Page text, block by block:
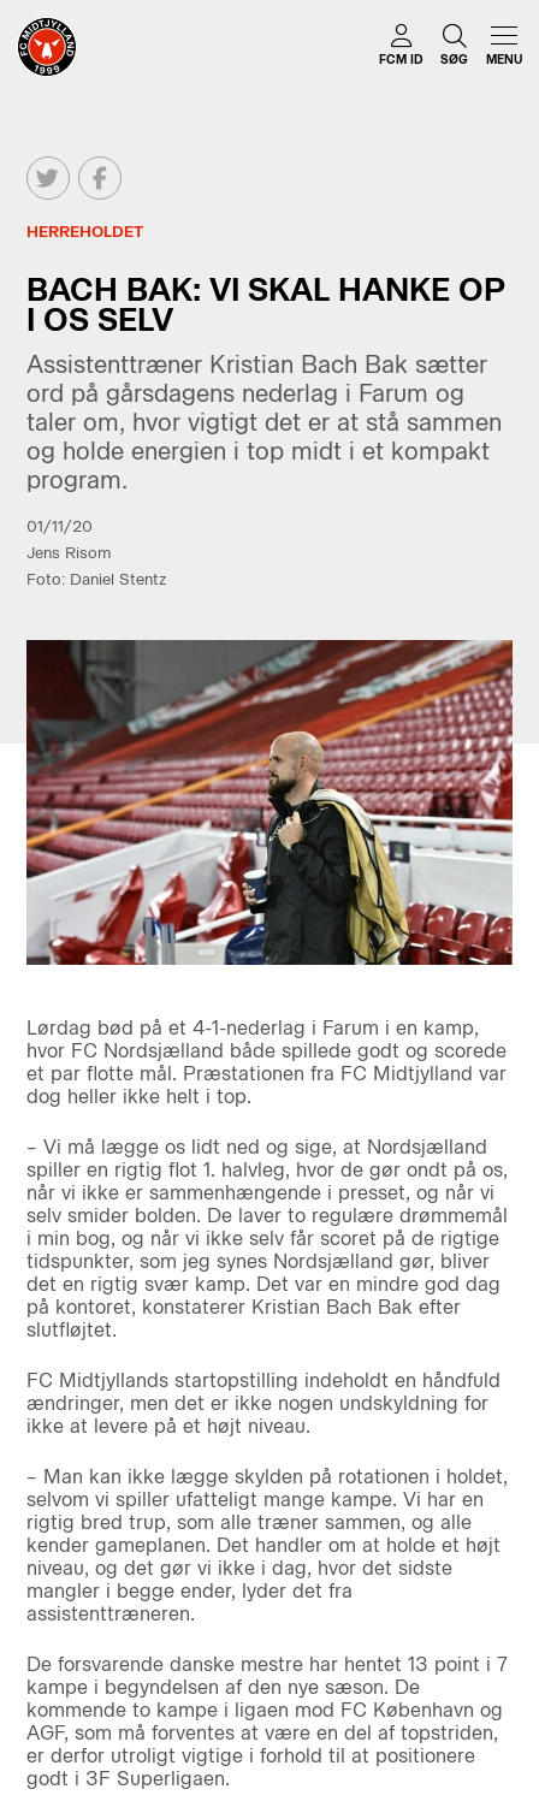
FCM ID SØG MENU
HERREHOLDET
BACH BAK: VI SKAL HANKE OP
I OS SELV
Assistenttræner Kristian Bach Bak sætter
ord på gårsdagens nederlag i Farum og
taler om, hvor vigtigt det er at stå sammen
og holde energien i top midt i et kompakt
program.
01/11/20
Jens Risom
Foto: Daniel Stentz
Lørdag bød på et 4-1-nederlag i Farum i en kamp,
hvor FC Nordsjælland både spillede godt og scorede
et par flotte mål. Præstationen fra FC Midtjylland var
dog heller ikke helt i top.
– Vi må lægge os lidt ned og sige, at Nordsjælland
spiller en rigtig flot 1. halvleg, hvor de gør ondt på os,
når vi ikke er sammenhængende i presset, og når vi
selv smider bolden. De laver to regulære drømmemål
i min bog, og når vi ikke selv får scoret på de rigtige
tidspunkter, som jeg synes Nordsjælland gør, bliver
det en rigtig svær kamp. Det var en mindre god dag
på kontoret, konstaterer Kristian Bach Bak efter
slutfløjtet.
FC Midtjyllands startopstilling indeholdt en håndfuld
ændringer, men det er ikke nogen undskyldning for
ikke at levere på et højt niveau.
– Man kan ikke lægge skylden på rotationen i holdet,
selvom vi spiller ufatteligt mange kampe. Vi har en
rigtig bred trup, som alle træner sammen, og alle
kender gameplanen. Det handler om at holde et højt
niveau, og det gør vi ikke i dag, hvor det sidste
mangler i begge ender, lyder det fra
assistenttræneren.
De forsvarende danske mestre har hentet 13 point i 7
kampe i begyndelsen af den nye sæson. De
kommende to kampe i ligaen mod FC København og
AGF, som må forventes at være en del af topstriden,
er derfor utroligt vigtige i forhold til at positionere
godt i 3F Superligaen.